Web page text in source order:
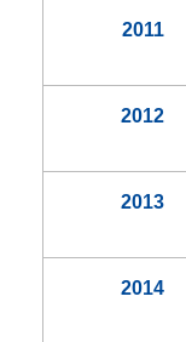
2011
2012
2013
2014